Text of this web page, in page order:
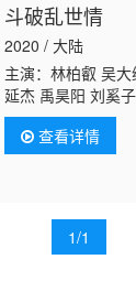
安 周野芒 牛银红
知 林夕 李菁菁 朱
甫 邵逸凡
斗破乱世情
2020 / 大陆
主演：林柏叡 吴
延杰 禹昊阳 刘奚子
查看详情
1/1